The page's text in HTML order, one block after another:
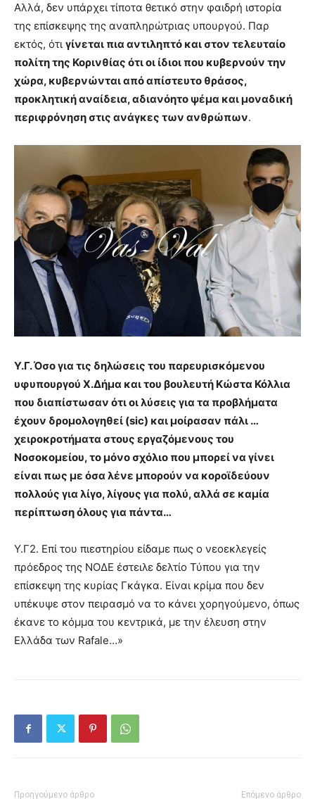
Αλλά, δεν υπάρχει τίποτα θετικό στην φαιδρή ιστορία
της επίσκεψης της αναπληρώτριας υπουργού. Παρ
εκτός, ότι γίνεται πια αντιληπτό και στον τελευταίο
πολίτη της Κορινθίας ότι οι ίδιοι που κυβερνούν την
χώρα, κυβερνώνται από απίστευτο θράσος,
προκλητική αναίδεια, αδιανόητο ψέμα και μοναδική
περιφρόνηση στις ανάγκες των ανθρώπων.
Υ.Γ. Όσο για τις δηλώσεις του παρευρισκόμενου
υφυπουργού Χ.Δήμα και του βουλευτή Κώστα Κόλλια
που διαπίστωσαν ότι οι λύσεις για τα προβλήματα
έχουν δρομολογηθεί (sic) και μοίρασαν πάλι …
χειροκροτήματα στους εργαζόμενους του
Νοσοκομείου, το μόνο σχόλιο που μπορεί να γίνει
είναι πως με όσα λένε μπορούν να κοροϊδεύουν
πολλούς για λίγο, λίγους για πολύ, αλλά σε καμία
περίπτωση όλους για πάντα…
Υ.Γ2. Επί του πιεστηρίου είδαμε πως ο νεοεκλεγείς
πρόεδρος της ΝΟΔΕ έστειλε δελτίο Τύπου για την
επίσκεψη της κυρίας Γκάγκα. Είναι κρίμα που δεν
υπέκυψε στον πειρασμό να το κάνει χορηγούμενο, όπως
έκανε το κόμμα του κεντρικά, με την έλευση στην
Ελλάδα των Rafale…»
Προηγούμενο άρθρο Επόμενο άρθρο